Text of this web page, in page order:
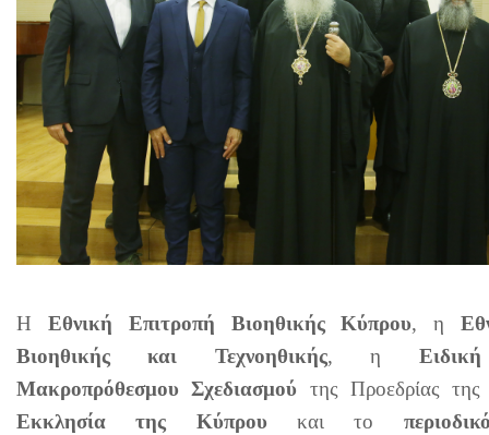
Η Εθνική Επιτροπή Βιοηθικής Κύπρου, η
Βιοηθικής και Τεχνοηθικής, η
Μακροπρόθεσμου Σχεδιασμού της Προεδρίας
Εκκλησία της Κύπρουκαι το